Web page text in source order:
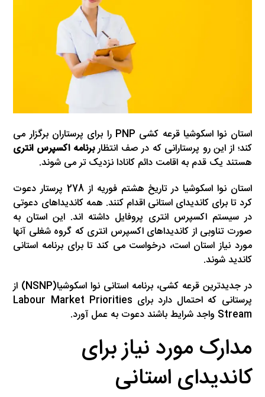
استان نوا اسکوشیا قرعه کشی PNP را برای پرستاران برگزار می
کند؛ از این رو پرستارانی که در صف انتظاربرنامه اکسپرس انتری
هستند یک قدم به اقامت دائم کانادا نزدیک تر می شوند.
استان نوا اسکوشیا در تاریخ هشتم فوریه از 278 پرستار دعوت
کرد تا برای کاندیدای استانی اقدام کنند. همه کاندیداهای دعوتی
در سیستم اکسپرس انتری پروفایل داشته اند. این استان به
صورت تناوبی از کاندیداهای اکسپرس انتری که گروه شغلی آنها
مورد نیاز استان است، درخواست می کند تا برای برنامه استانی
کاندید شوند.
در جدیدترین قرعه کشی، برنامه استانی نوا اسکوشیا(NSNP) از
پرستانی که احتمال دارد برای Labour Market Priorities
Stream واجد شرایط باشند دعوت به عمل آورد.
مدارک مورد نیاز برای
کاندیدای استانی